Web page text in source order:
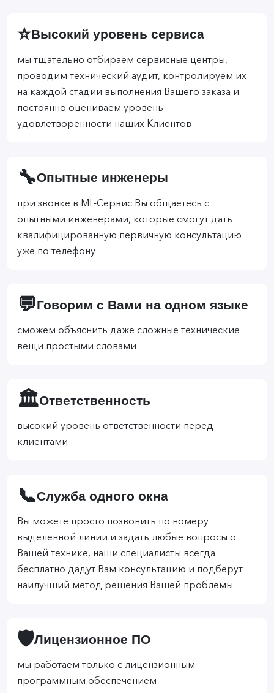
⭐Высокий уровень сервиса
мы тщательно отбираем сервисные центры,
проводим технический аудит, контролируем их
на каждой стадии выполнения Вашего заказа и
постоянно оцениваем уровень
удовлетворенности наших Клиентов
🔧Опытные инженеры
при звонке в ML-Сервис Вы общаетесь с
опытными инженерами, которые смогут дать
квалифицированную первичную консультацию
уже по телефону
💬Говорим с Вами на одном языке
сможем объяснить даже сложные технические
вещи простыми словами
🏛️Ответственность
высокий уровень ответственности перед
клиентами
📞Служба одного окна
Вы можете просто позвонить по номеру
выделенной линии и задать любые вопросы о
Вашей технике, наши специалисты всегда
бесплатно дадут Вам консультацию и подберут
наилучший метод решения Вашей проблемы
🛡️Лицензионное ПО
мы работаем только с лицензионным
программным обеспечением